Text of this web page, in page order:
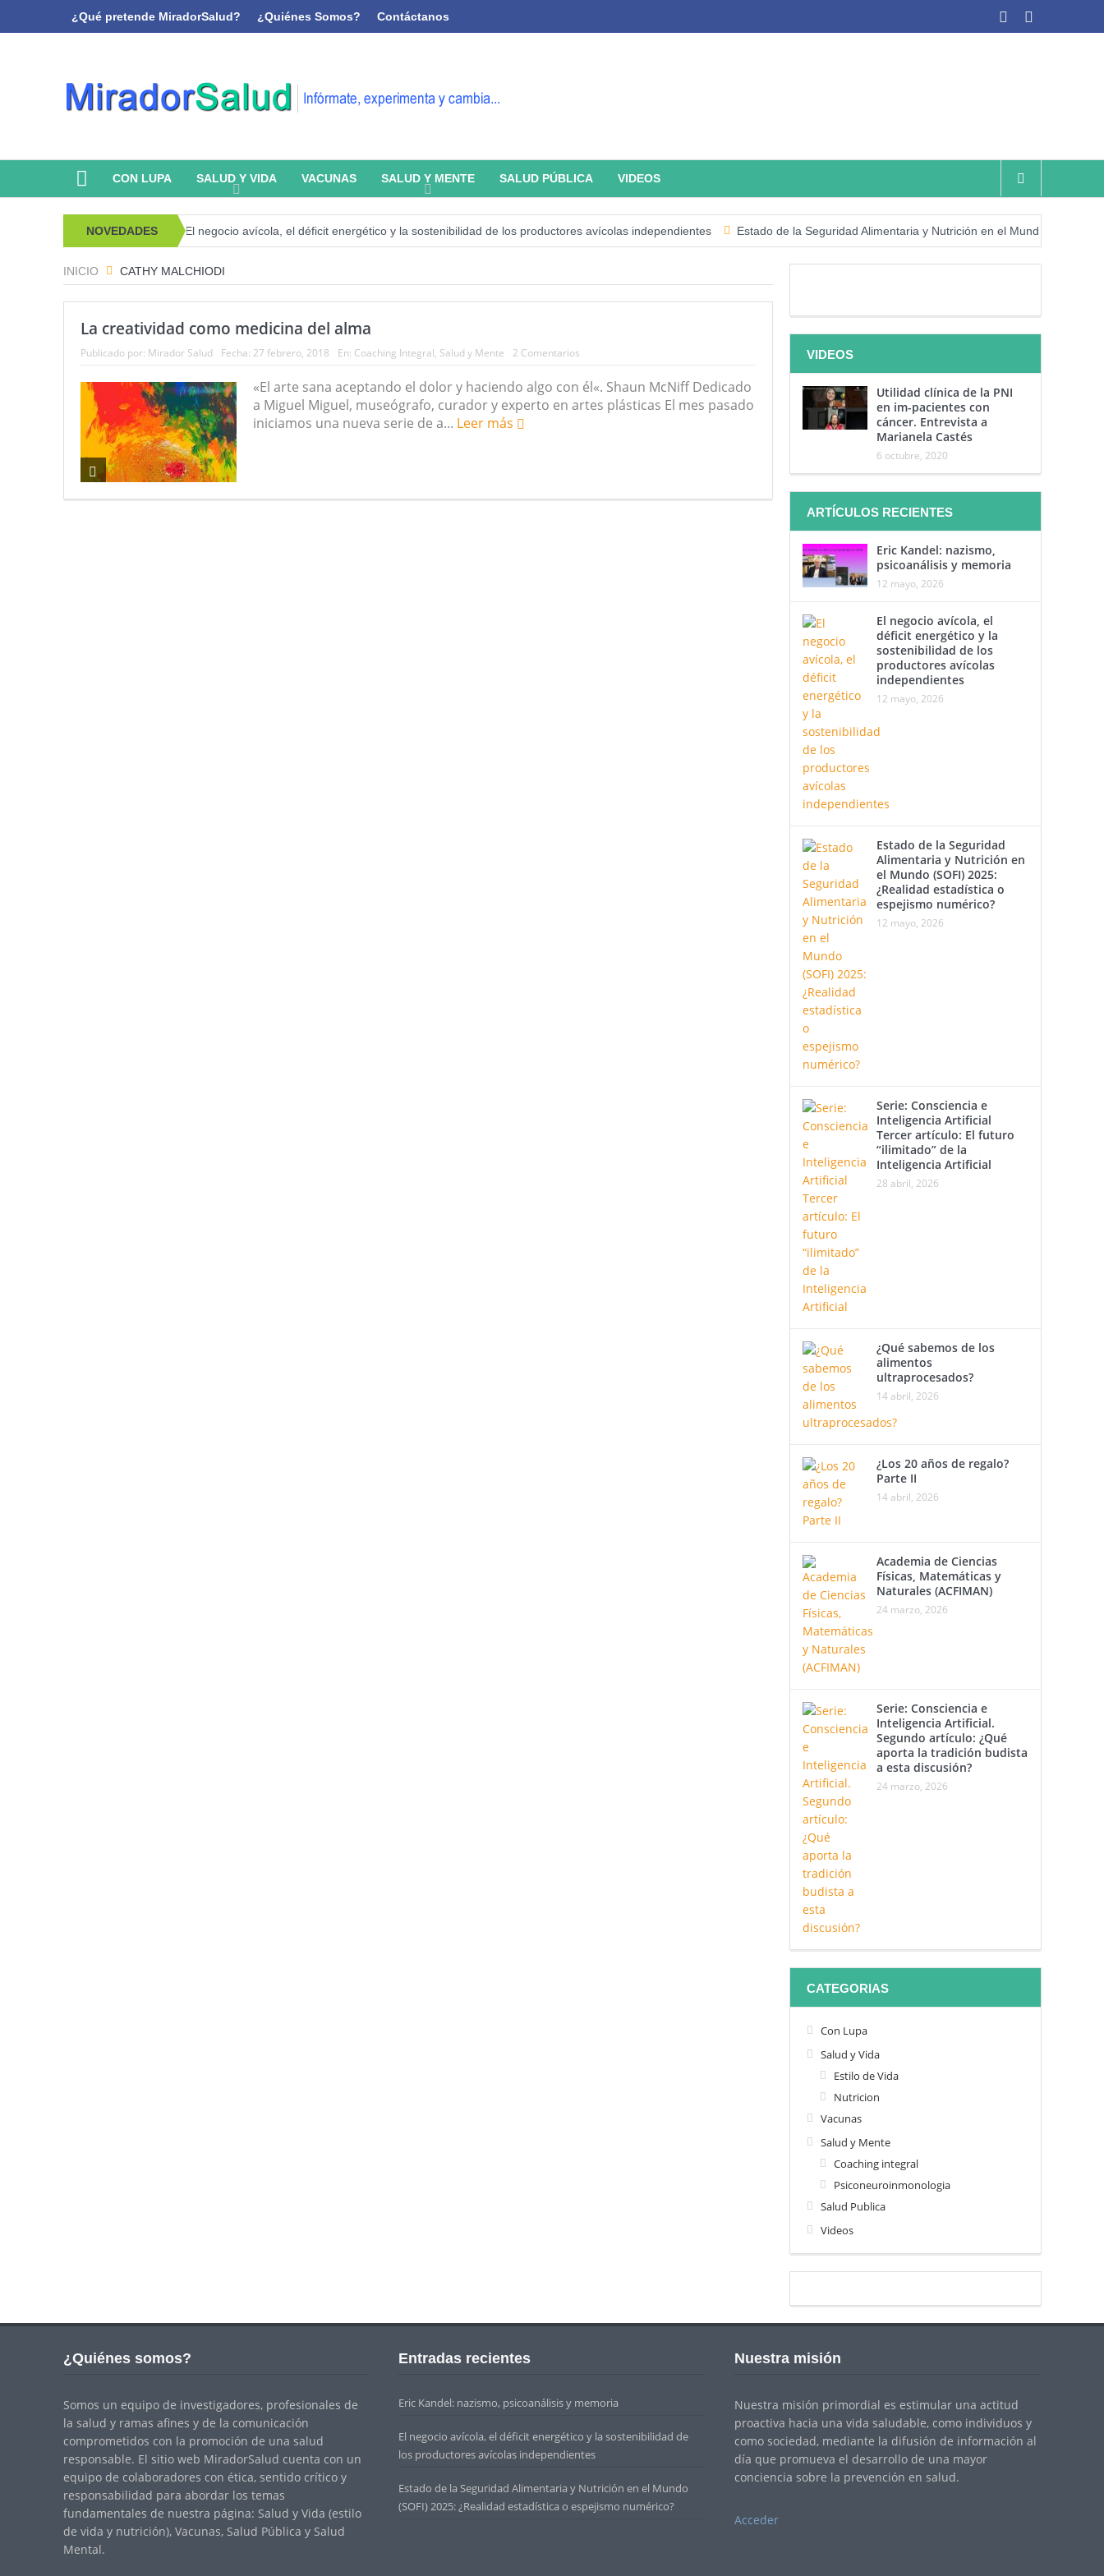
¿Qué pretende MiradorSalud? ¿Quiénes Somos? Contáctanos
CON LUPA SALUD Y VIDA VACUNAS SALUD Y MENTE SALUD PÚBLICA VIDEOS
NOVEDADES
y memoria El negocio avícola, el déficit energético y la sostenibilidad de los productores avícolas independientes Estado de la Seguridad Alimentaria y Nutrición en el Mundo (SOFI) 2025:
INICIO CATHY MALCHIODI
La creatividad como medicina del alma
Publicado por: Mirador Salud Fecha: 27 febrero, 2018 En: Coaching Integral, Salud y Mente 2 Comentarios
«El arte sana aceptando el dolor y haciendo algo con él«. Shaun McNiff Dedicado
a Miguel Miguel, museógrafo, curador y experto en artes plásticas El mes pasado
iniciamos una nueva serie de a... Leer más
VIDEOS
Utilidad clínica de la PNI
en im-pacientes con
cáncer. Entrevista a
Marianela Castés
6 octubre, 2020
ARTÍCULOS RECIENTES
Eric Kandel: nazismo,
psicoanálisis y memoria
12 mayo, 2026
El negocio avícola, el
déficit energético y la
sostenibilidad de los
productores avícolas
independientes
12 mayo, 2026
Estado de la Seguridad
Alimentaria y Nutrición en
el Mundo (SOFI) 2025:
¿Realidad estadística o
espejismo numérico?
12 mayo, 2026
Serie: Consciencia e
Inteligencia Artificial
Tercer artículo: El futuro
“ilimitado” de la
Inteligencia Artificial
28 abril, 2026
¿Qué sabemos de los
alimentos
ultraprocesados?
14 abril, 2026
¿Los 20 años de regalo?
Parte II
14 abril, 2026
Academia de Ciencias
Físicas, Matemáticas y
Naturales (ACFIMAN)
24 marzo, 2026
Serie: Consciencia e
Inteligencia Artificial.
Segundo artículo: ¿Qué
aporta la tradición budista
a esta discusión?
24 marzo, 2026
CATEGORIAS
Con Lupa
Salud y Vida
Estilo de Vida
Nutricion
Vacunas
Salud y Mente
Coaching integral
Psiconeuroinmonologia
Salud Publica
Videos
¿Quiénes somos?
Somos un equipo de investigadores, profesionales de
la salud y ramas afines y de la comunicación
comprometidos con la promoción de una salud
responsable. El sitio web MiradorSalud cuenta con un
equipo de colaboradores con ética, sentido crítico y
responsabilidad para abordar los temas
fundamentales de nuestra página: Salud y Vida (estilo
de vida y nutrición), Vacunas, Salud Pública y Salud
Mental.
Entradas recientes
Eric Kandel: nazismo, psicoanálisis y memoria
El negocio avícola, el déficit energético y la sostenibilidad de
los productores avícolas independientes
Estado de la Seguridad Alimentaria y Nutrición en el Mundo
(SOFI) 2025: ¿Realidad estadística o espejismo numérico?
Nuestra misión
Nuestra misión primordial es estimular una actitud
proactiva hacia una vida saludable, como individuos y
como sociedad, mediante la difusión de información al
día que promueva el desarrollo de una mayor
conciencia sobre la prevención en salud.
Acceder